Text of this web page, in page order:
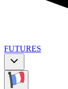
FUTURES